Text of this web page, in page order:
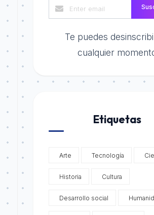
Te puedes
cualquier
Etiquetas
Arte Tecnología
Historia Cultura
Desarrollo social